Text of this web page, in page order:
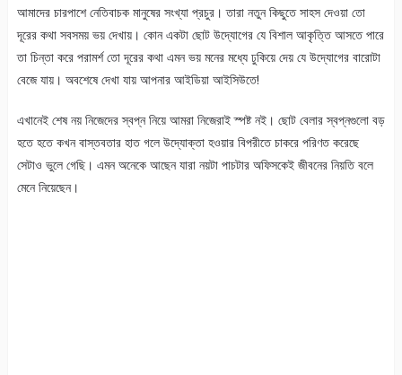
আমাদের চারপাশে নেতিবাচক মানুষের সংখ্যা প্রচুর। তারা নতুন কিছুতে সাহস দেওয়া তো
দূরের কথা সবসময় ভয় দেখায়। কোন একটা ছোট উদ্যোগের যে বিশাল আকৃত্তি আসতে পারে
তা চিন্তা করে পরামর্শ তো দূরের কথা এমন ভয় মনের মধ্যে ঢুকিয়ে দেয় যে উদ্যোগের বারোটা
বেজে যায়। অবশেষে দেখা যায় আপনার আইডিয়া আইসিউতে!
এখানেই শেষ নয় নিজেদের স্বপ্ন নিয়ে আমরা নিজেরাই স্পষ্ট নই। ছোট বেলার স্বপ্নগুলো বড়
হতে হতে কখন বাস্তবতার হাত গলে উদ্যোক্তা হওয়ার বিপরীতে চাকরে পরিণত করেছে
সেটাও ভুলে গেছি। এমন অনেকে আছেন যারা নয়টা পাচটার অফিসকেই জীবনের নিয়তি বলে
মেনে নিয়েছেন।